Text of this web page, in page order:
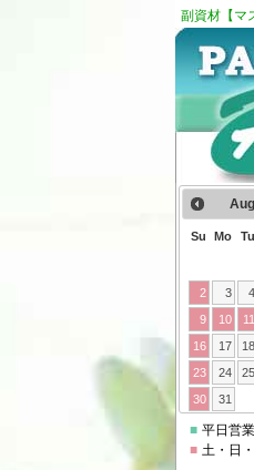
副資材【マ
Su Mo Tu
2
3 4
9
10 11
16
17 18
23
24 25
30
31
■ 平日営
■ 土・日